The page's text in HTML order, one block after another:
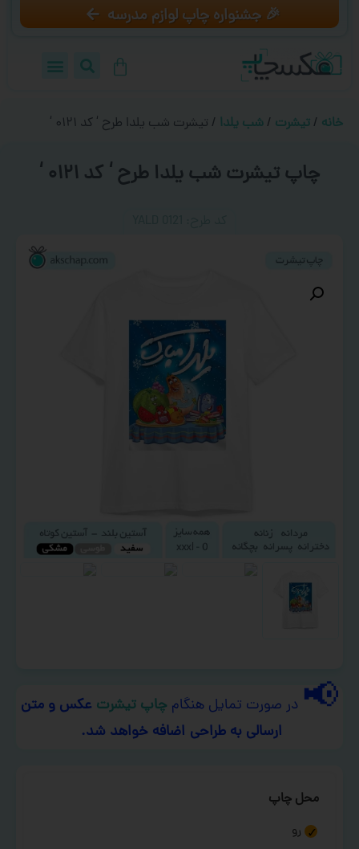
🎉 جشنواره چاپ لوازم مدرسه
خانه / تیشرت / شب یلدا / تیشرت شب یلدا طرح ‘ کد ۰۱۲۱ ‘
چاپ تیشرت شب یلدا طرح ‘ کد ۰۱۲۱ ‘
📢 در صورت تمایل هنگام چاپ تیشرت عکس و متن
ارسالی به طراحی اضافه خواهد شد.
محل چاپ
رو